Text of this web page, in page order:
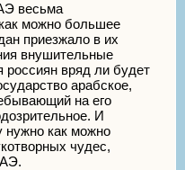
весьма
можно большее
приезжало в их
внушительные
вряд ли будет
арабское,
на его
И
нужно как можно
чудес,